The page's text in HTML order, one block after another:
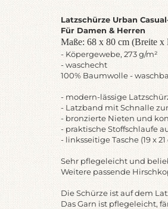
Latzschürze Urban
Für Damen & Herren
Maße: 68 x 80 cm (Breite x
- Köpergewebe, 273 g/m²
- waschecht
100% Baumwolle -
- modern-lässige
- Latzband mit Schnalle
- bronzierte Nieten und
- praktische Stoffschlaufe
- linksseitige Tasche (19 x 21
Sehr pflegeleicht und
Weitere passende
Die Schürze ist auf dem
Das Garn ist pflegeleicht,